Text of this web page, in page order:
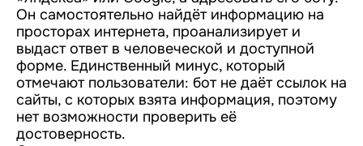
Он самостоятельно найдёт информацию на
просторах интернета, проанализирует и
выдаст ответ в человеческой и доступной
форме. Единственный минус, который
отмечают пользователи: бот не даёт ссылок на
сайты, с которых взята информация, поэтому
нет возможности проверить её
достоверность.